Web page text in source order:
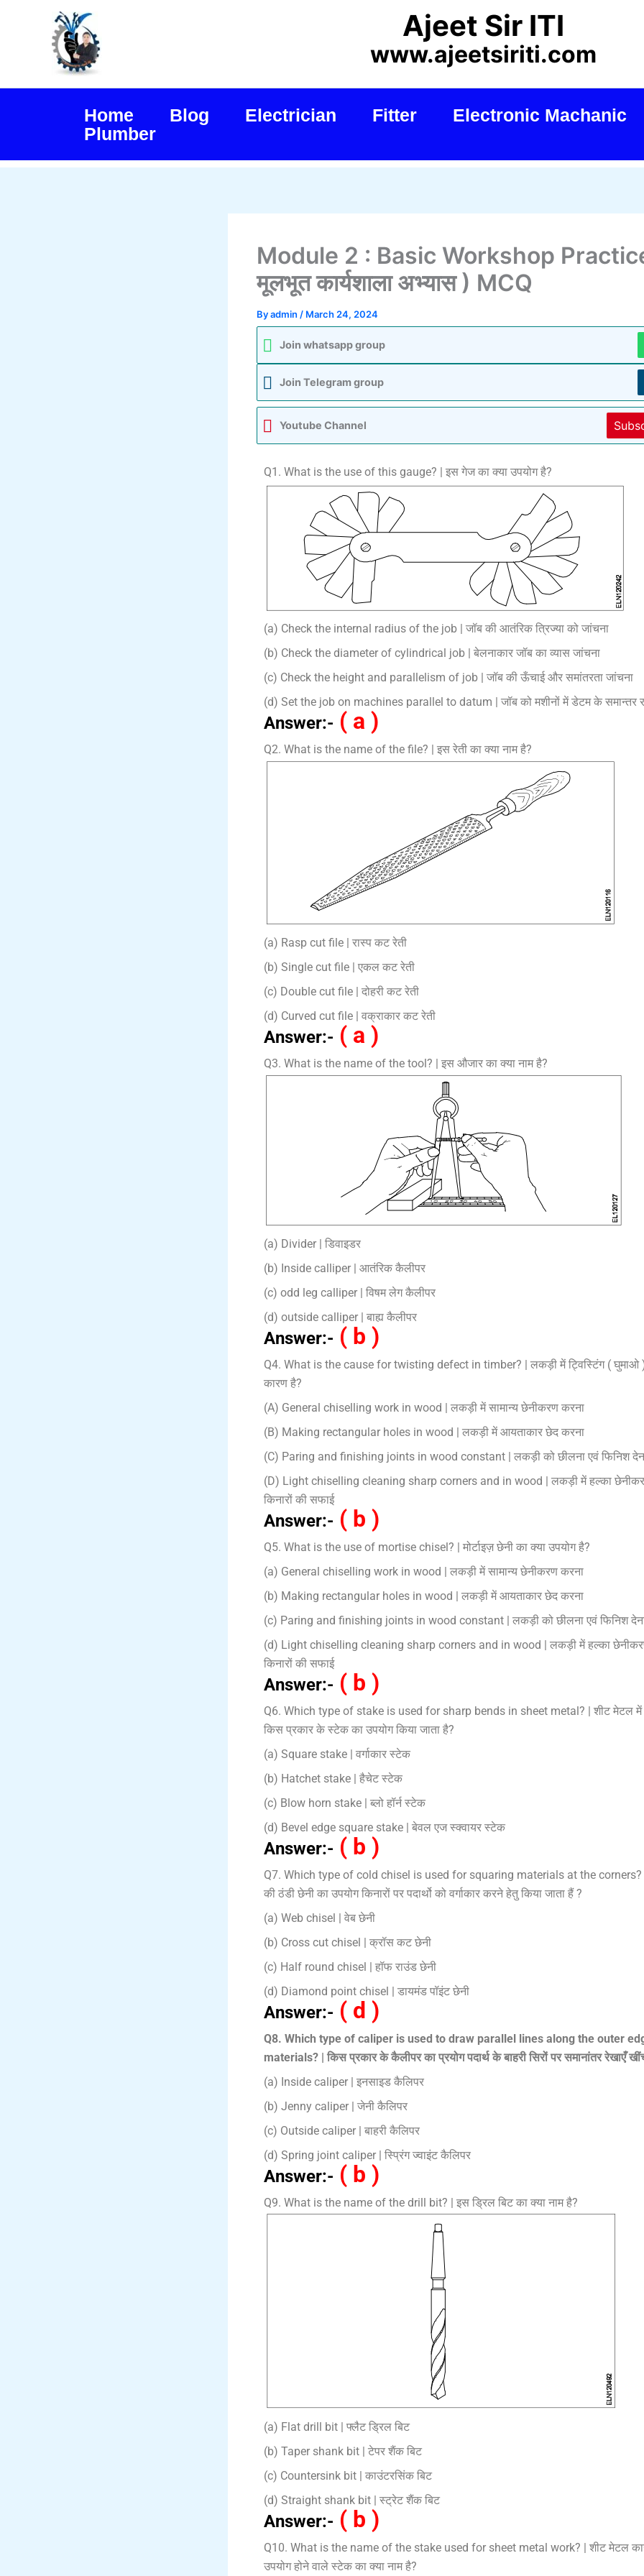
Ajeet Sir ITI
www.ajeetsiriti.com
Home Blog Electrician Fitter
Electronic Machanic
Plumber
Module 2 : Basic Workshop
मूलभूत कार्यशाला अभ्यास ) MCQ
Byadmin / March 24, 2024
Join whatsapp group
Join Telegram group
Youtube Channel
Q1. What is the use of this gauge? | इस गेज का क्या उपयोग है?
(a) Check the internal radius of the job | जॉब की आतंरिक त्रिज्या को जांचना
(b) Check the diameter of cylindrical job | बेलनाकार जॉब का व्यास जांचना
(c) Check the height and parallelism of job | जॉब की ऊँचाई और समांतरता जांचना
(d) Set the job on machines parallel to datum | जॉब को मशीनों में डेटम के समान्तर
Answer:- ( a )
Q2. What is the name of the file? | इस रेती का क्या नाम है?
(a) Rasp cut file | रास्प कट रेती
(b) Single cut file | एकल कट रेती
(c) Double cut file | दोहरी कट रेती
(d) Curved cut file | वक्राकार कट रेती
Answer:- ( a )
Q3. What is the name of the tool? | इस औजार का क्या नाम है?
(a) Divider | डिवाइडर
(b) Inside calliper | आतंरिक कैलीपर
(c) odd leg calliper | विषम लेग कैलीपर
(d) outside calliper | बाह्य कैलीपर
Answer:- ( b )
Q4. What is the cause for twisting defect in timber? | लकड़ी में ट्विस्टिंग ( घुमाओ )
कारण है?
(A) General chiselling work in wood | लकड़ी में सामान्य छेनीकरण करना
(B) Making rectangular holes in wood | लकड़ी में आयताकार छेद करना
(C) Paring and finishing joints in wood constant | लकड़ी को छीलना एवं फिनिश
(D) Light chiselling cleaning sharp corners and in wood | लकड़ी में हल्का
किनारों की सफाई
Answer:- ( b )
Q5. What is the use of mortise chisel? | मोर्टाइज़ छेनी का क्या उपयोग है?
(a) General chiselling work in wood | लकड़ी में सामान्य छेनीकरण करना
(b) Making rectangular holes in wood | लकड़ी में आयताकार छेद करना
(c) Paring and finishing joints in wood constant | लकड़ी को छीलना एवं फिनिश
(d) Light chiselling cleaning sharp corners and in wood | लकड़ी में हल्का
किनारों की सफाई
Answer:- ( b )
Q6. Which type of stake is used for sharp bends in sheet metal? | शीट मेटल में
किस प्रकार के स्टेक का उपयोग किया जाता है?
(a) Square stake | वर्गाकार स्टेक
(b) Hatchet stake | हैचेट स्टेक
(c) Blow horn stake | ब्लो हॉर्न स्टेक
(d) Bevel edge square stake | बेवल एज स्क्वायर स्टेक
Answer:- ( b )
Q7. Which type of cold chisel is used for squaring materials at the corners?
की ठंडी छेनी का उपयोग किनारों पर पदार्थो को वर्गाकार करने हेतु किया जाता हैं ?
(a) Web chisel | वेब छेनी
(b) Cross cut chisel | क्रॉस कट छेनी
(c) Half round chisel | हॉफ राउंड छेनी
(d) Diamond point chisel | डायमंड पॉइंट छेनी
Answer:- ( d )
Q8. Which type of caliper is used to draw parallel lines along the outer
materials? | किस प्रकार के कैलीपर का प्रयोग पदार्थ के बाहरी सिरों पर समानांतर रेखाएँ
(a) Inside caliper | इनसाइड कैलिपर
(b) Jenny caliper | जेनी कैलिपर
(c) Outside caliper | बाहरी कैलिपर
(d) Spring joint caliper | स्प्रिंग ज्वाइंट कैलिपर
Answer:- ( b )
Q9. What is the name of the drill bit? | इस ड्रिल बिट का क्या नाम है?
(a) Flat drill bit | फ्लैट ड्रिल बिट
(b) Taper shank bit | टेपर शैंक बिट
(c) Countersink bit | काउंटरसिंक बिट
(d) Straight shank bit | स्ट्रेट शैंक बिट
Answer:- ( b )
Q10. What is the name of the stake used for sheet metal work? | शीट मेटल
उपयोग होने वाले स्टेक का क्या नाम है?